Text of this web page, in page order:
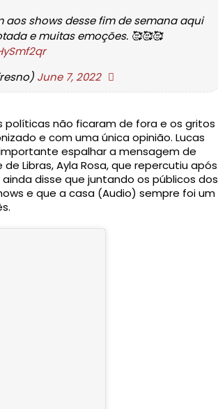
shows desse fim de semana aqui
e muitas emoções. 🥰🥰🥰
June 7, 2022
não ficaram de fora e os gritos
e com uma única opinião. Lucas
espalhar a mensagem de
Libras, Ayla Rosa, que repercutiu após
disse que juntando os públicos dos
e que a casa (Audio) sempre foi um